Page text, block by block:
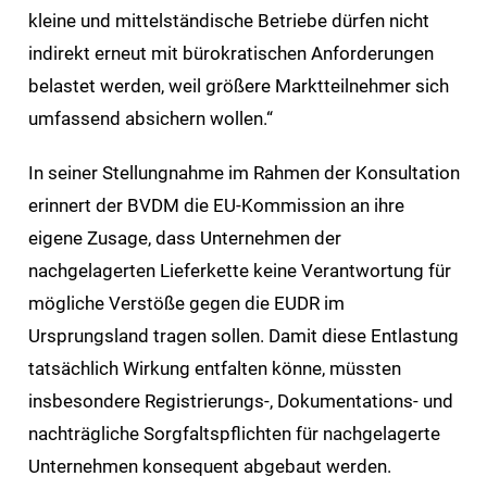
kleine und mittelständische Betriebe dürfen nicht
indirekt erneut mit bürokratischen Anforderungen
belastet werden, weil größere Marktteilnehmer sich
umfassend absichern wollen.“
In seiner Stellungnahme im Rahmen der Konsultation
erinnert der BVDM die EU-Kommission an ihre
eigene Zusage, dass Unternehmen der
nachgelagerten Lieferkette keine Verantwortung für
mögliche Verstöße gegen die EUDR im
Ursprungsland tragen sollen. Damit diese Entlastung
tatsächlich Wirkung entfalten könne, müssten
insbesondere Registrierungs-, Dokumentations- und
nachträgliche Sorgfaltspflichten für nachgelagerte
Unternehmen konsequent abgebaut werden.